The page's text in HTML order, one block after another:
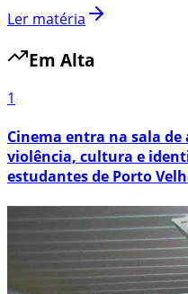
Ler matéria
Em Alta
1
Cinema entra na sala de
violência, cultura e
estudantes de Porto